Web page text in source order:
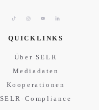
QUICKLINKS
Über SELR
Mediadaten
Kooperationen
SELR-Compliance